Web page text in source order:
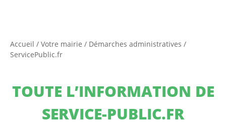
Accueil / Votre mairie / Démarches administratives /
ServicePublic.fr
TOUTE L’INFORMATION DE
SERVICE-PUBLIC.FR